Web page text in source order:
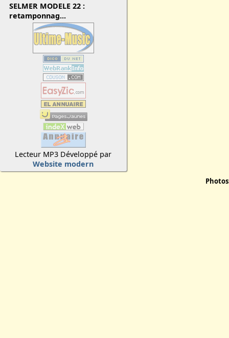
SELMER MODELE 22 :
retamponnag...
Lecteur MP3 Développé par
Website modern